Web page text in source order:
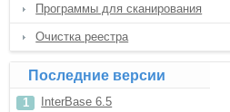
Программы для сканирования
Очистка реестра
Последние версии
InterBase 6.5